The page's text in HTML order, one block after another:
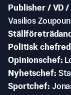
Publisher / VD
Vasilios
Politisk
Opinionschef
Nyhetschef
Sportchef